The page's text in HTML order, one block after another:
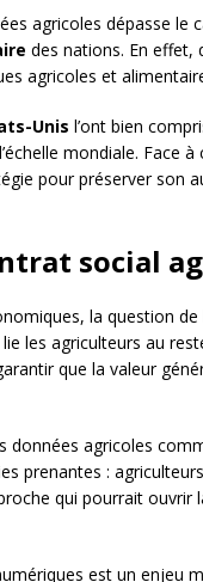
agricoles dépasse le
des nations. En effet,
agricoles et
Unis l’ont bien
mondiale. Face à
pour préserver son
social
la question
les agriculteurs au
que la valeur
données agricoles
prenantes :
qui pourrait ouvrir
est un enjeu